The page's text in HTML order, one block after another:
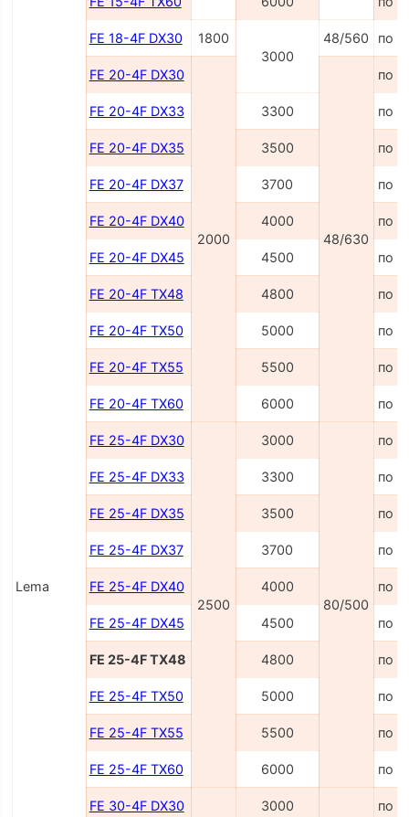
Lema
FE 18-4F DX30
1800
3000
48/560 по
FE 20-4F DX30
2000 48/630
по
FE 20-4F DX33 3300 по
FE 20-4F DX35 3500 по
FE 20-4F DX37 3700 по
FE 20-4F DX40 4000 по
FE 20-4F DX45 4500 по
FE 20-4F TX48 4800 по
FE 20-4F TX50 5000 по
FE 20-4F TX55 5500 по
FE 20-4F TX60 6000 по
FE 25-4F DX30
2500
3000
80/500
по
FE 25-4F DX33 3300 по
FE 25-4F DX35 3500 по
FE 25-4F DX37 3700 по
FE 25-4F DX40 4000 по
FE 25-4F DX45 4500 по
FE 25-4F TX48 4800 по
FE 25-4F TX50 5000 по
FE 25-4F TX55 5500 по
FE 25-4F TX60 6000 по
FE 30-4F DX30 3000 по